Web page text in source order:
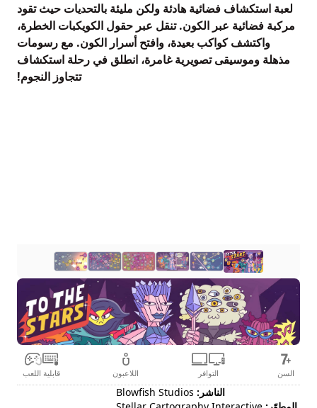
لعبة استكشاف فضائية هادئة ولكن مليئة بالتحديات حيث تقود
مركبة فضائية عبر الكون. تنقل عبر حقول الكويكبات الخطرة،
واكتشف كواكب بعيدة، وافتح أسرار الكون. مع رسومات
مذهلة وموسيقى تصويرية غامرة، انطلق في رحلة استكشاف
تتجاوز النجوم!
السن التوافر اللاعبون قابلية اللعب
الناشر: Blowfish Studios